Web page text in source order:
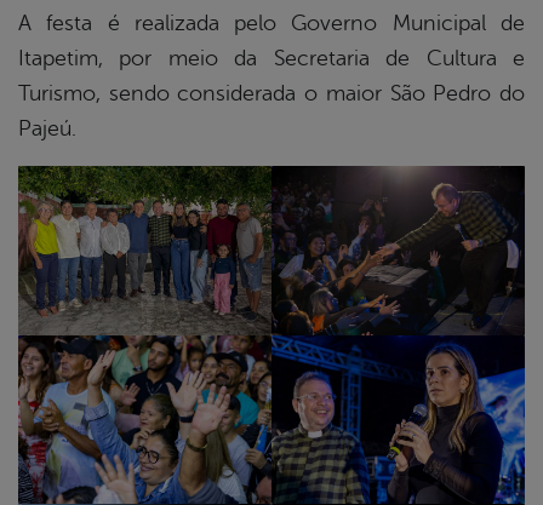
A festa é realizada pelo Governo Municipal de
Itapetim, por meio da Secretaria de Cultura e
Turismo, sendo considerada o maior São Pedro do
Pajeú.